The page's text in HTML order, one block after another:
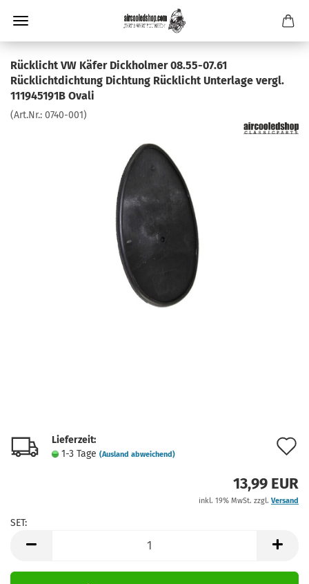
Rücklicht VW Käfer Dickholmer 08.55-07.61
Rücklichtdichtung Dichtung Rücklicht Unterlage vergl.
111945191B Ovali
(Art.Nr.: 0740-001)
Lieferzeit:
1-3 Tage (Ausland abweichend)
13,99 EUR
inkl. 19% MwSt. zzgl. Versand
SET: